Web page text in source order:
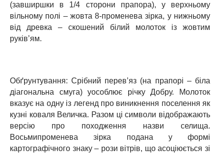
(завширшки в 1/4 сторони прапора), у верхньому
вільному полі – жовта 8-променева зірка, у нижньому
від древка – скошений білий молоток із жовтим
руків’ям.
Обґрунтування: Срібний перев’яз (на прапорі – біла
діагональна смуга) уособлює річку Добру. Молоток
вказує на одну із легенд про виникнення поселення як
кузні коваля Величка. Разом ці символи відображають
версію про походження назви селища.
Восьмипроменева зірка подана у формі
картографічного знаку – рози вітрів, що асоціюється зі